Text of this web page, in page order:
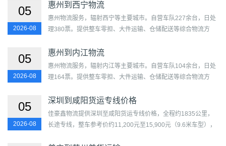
05
2026-08
惠州到西宁物流
惠州物流服务，辐射西宁等主要城市。自营车队227余台，日处
理380票。提供整车零担、大件运输、仓储配送等综合物流方
区、...
05
2026-08
惠州到内江物流
惠州物流服务，辐射内江等主要城市。自营车队104余台，日处
理164票。提供整车零担、大件运输、仓储配送等综合物流方
区、...
05
2026-08
深圳到咸阳货运专线价格
佳豪鑫物流提供深圳至咸阳货运专线价格，全程约1835公里，
长途专线，整车参考价约11,200元至15,900元（9.6米车型），